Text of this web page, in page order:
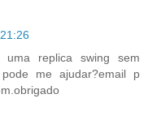
replica swing sem
me ajudar?email p